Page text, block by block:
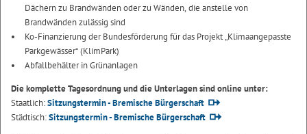
Dächern zu Brandwänden oder zu Wänden, die anstelle von
Brandwänden zulässig sind
Ko-Finanzierung der Bundesförderung für das Projekt „Klimaangepasste
Parkgewässer“ (KlimPark)
Abfallbehälter in Grünanlagen
Die komplette Tagesordnung und die Unterlagen sind online unter:
Staatlich:Sitzungstermin - Bremische Bürgerschaft
Städtisch:Sitzungstermin - Bremische Bürgerschaft